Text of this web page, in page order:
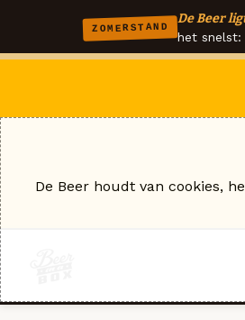
ZOMERSTAND
De Beer
het snelst:
De Beer houdt van cookies,